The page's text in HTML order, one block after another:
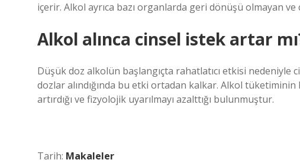
içerir. Alkol ayrıca bazı organlarda geri dönüşü olmayan
Alkol alınca cinsel istek artar
Düşük doz alkolün başlangıçta rahatlatıcı etkisi nedeniyle
dozlar alındığında bu etki ortadan kalkar. Alkol tüketiminin
artırdığı ve fizyolojik uyarılmayı azalttığı bulunmuştur.
Tarih: Makaleler